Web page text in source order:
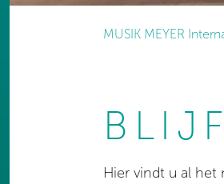
MUSIK MEYER
Hier vindt u al het